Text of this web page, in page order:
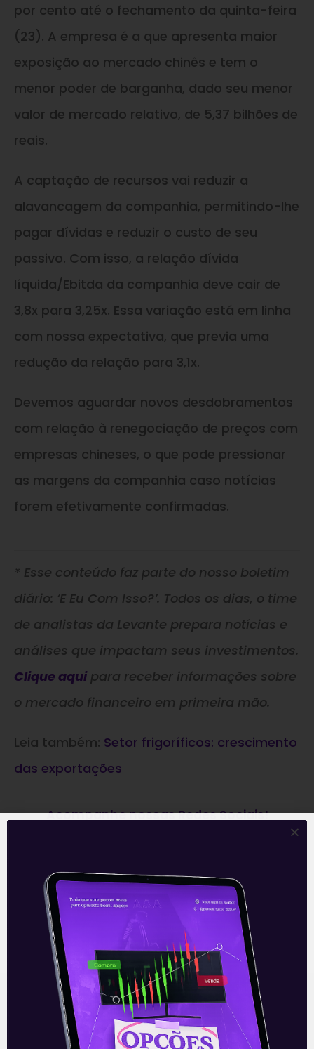
por cento até o fechamento da quinta-feira
(23). A empresa é a que apresenta maior
exposição ao mercado chinês e tem o
menor poder de barganha, dado seu menor
valor de mercado relativo, de 5,37 bilhões de
reais.
A captação de recursos vai reduzir a
alavancagem da companhia, permitindo-lhe
pagar dívidas e reduzir o custo de seu
passivo. Com isso, a relação dívida
líquida/Ebitda da companhia deve cair de
3,8x para 3,25x. Essa variação está em linha
com nossa expectativa, que previa uma
redução da relação para 3,1x.
Devemos aguardar novos desdobramentos
com relação à renegociação de preços com
empresas chineses, o que pode pressionar
as margens da companhia caso notícias
forem efetivamente confirmadas.
* Esse conteúdo faz parte do nosso boletim
diário: ‘E Eu Com Isso?’. Todos os dias, o time
de analistas da Levante prepara notícias e
análises que impactam seus investimentos.
Clique aqui para receber informações sobre
o mercado financeiro em primeira mão.
Leia também: Setor frigoríficos: crescimento
das exportações
Acompanhe nossas Redes Sociais!
O conteúdo foi útil para você? Compartilhe!
Recomendado para